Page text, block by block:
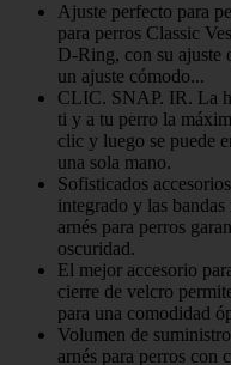
Ajuste perfecto para
para perros Classic
D-Ring, con su ajuste
un ajuste cómodo...
CLIC. SNAP. IR. La
ti y a tu perro la
clic y luego se puede
una sola mano.
Sofisticados
integrado y las
arnés para perros
oscuridad.
El mejor accesorio
cierre de velcro
para una comodidad
Volumen de
arnés para perros